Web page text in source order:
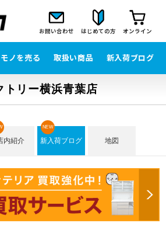
お問い合わせ はじめての方 オンライン
モノを売る 取扱い商品 新入荷ブログ
トリー横浜青葉店
内紹介 新入荷ブログ
NEW
地図